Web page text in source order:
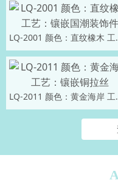
LQ-2001
LQ-2011